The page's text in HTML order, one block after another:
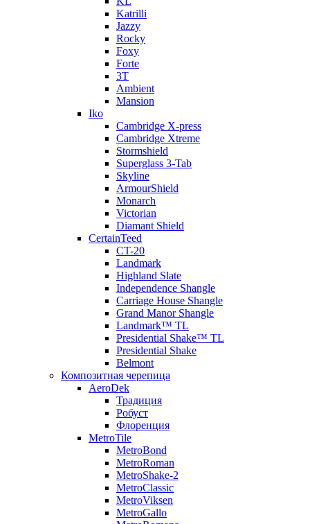
Katrilli
Jazzy
Rocky
Foxy
Forte
3T
Ambient
Mansion
Iko
Cambridge X-press
Cambridge Xtreme
Stormshield
Superglass 3-Tab
Skyline
ArmourShield
Monarch
Victorian
Diamant Shield
CertainTeed
CT-20
Landmark
Highland Slate
Independence Shangle
Carriage House Shangle
Grand Manor Shangle
Landmark™ TL
Presidential Shake™ TL
Presidential Shake
Belmont
Композитная черепица
AeroDek
Традиция
Робуст
Флоренция
MetroTile
MetroBond
MetroRoman
MetroShake-2
MetroClassic
MetroViksen
MetroGallo